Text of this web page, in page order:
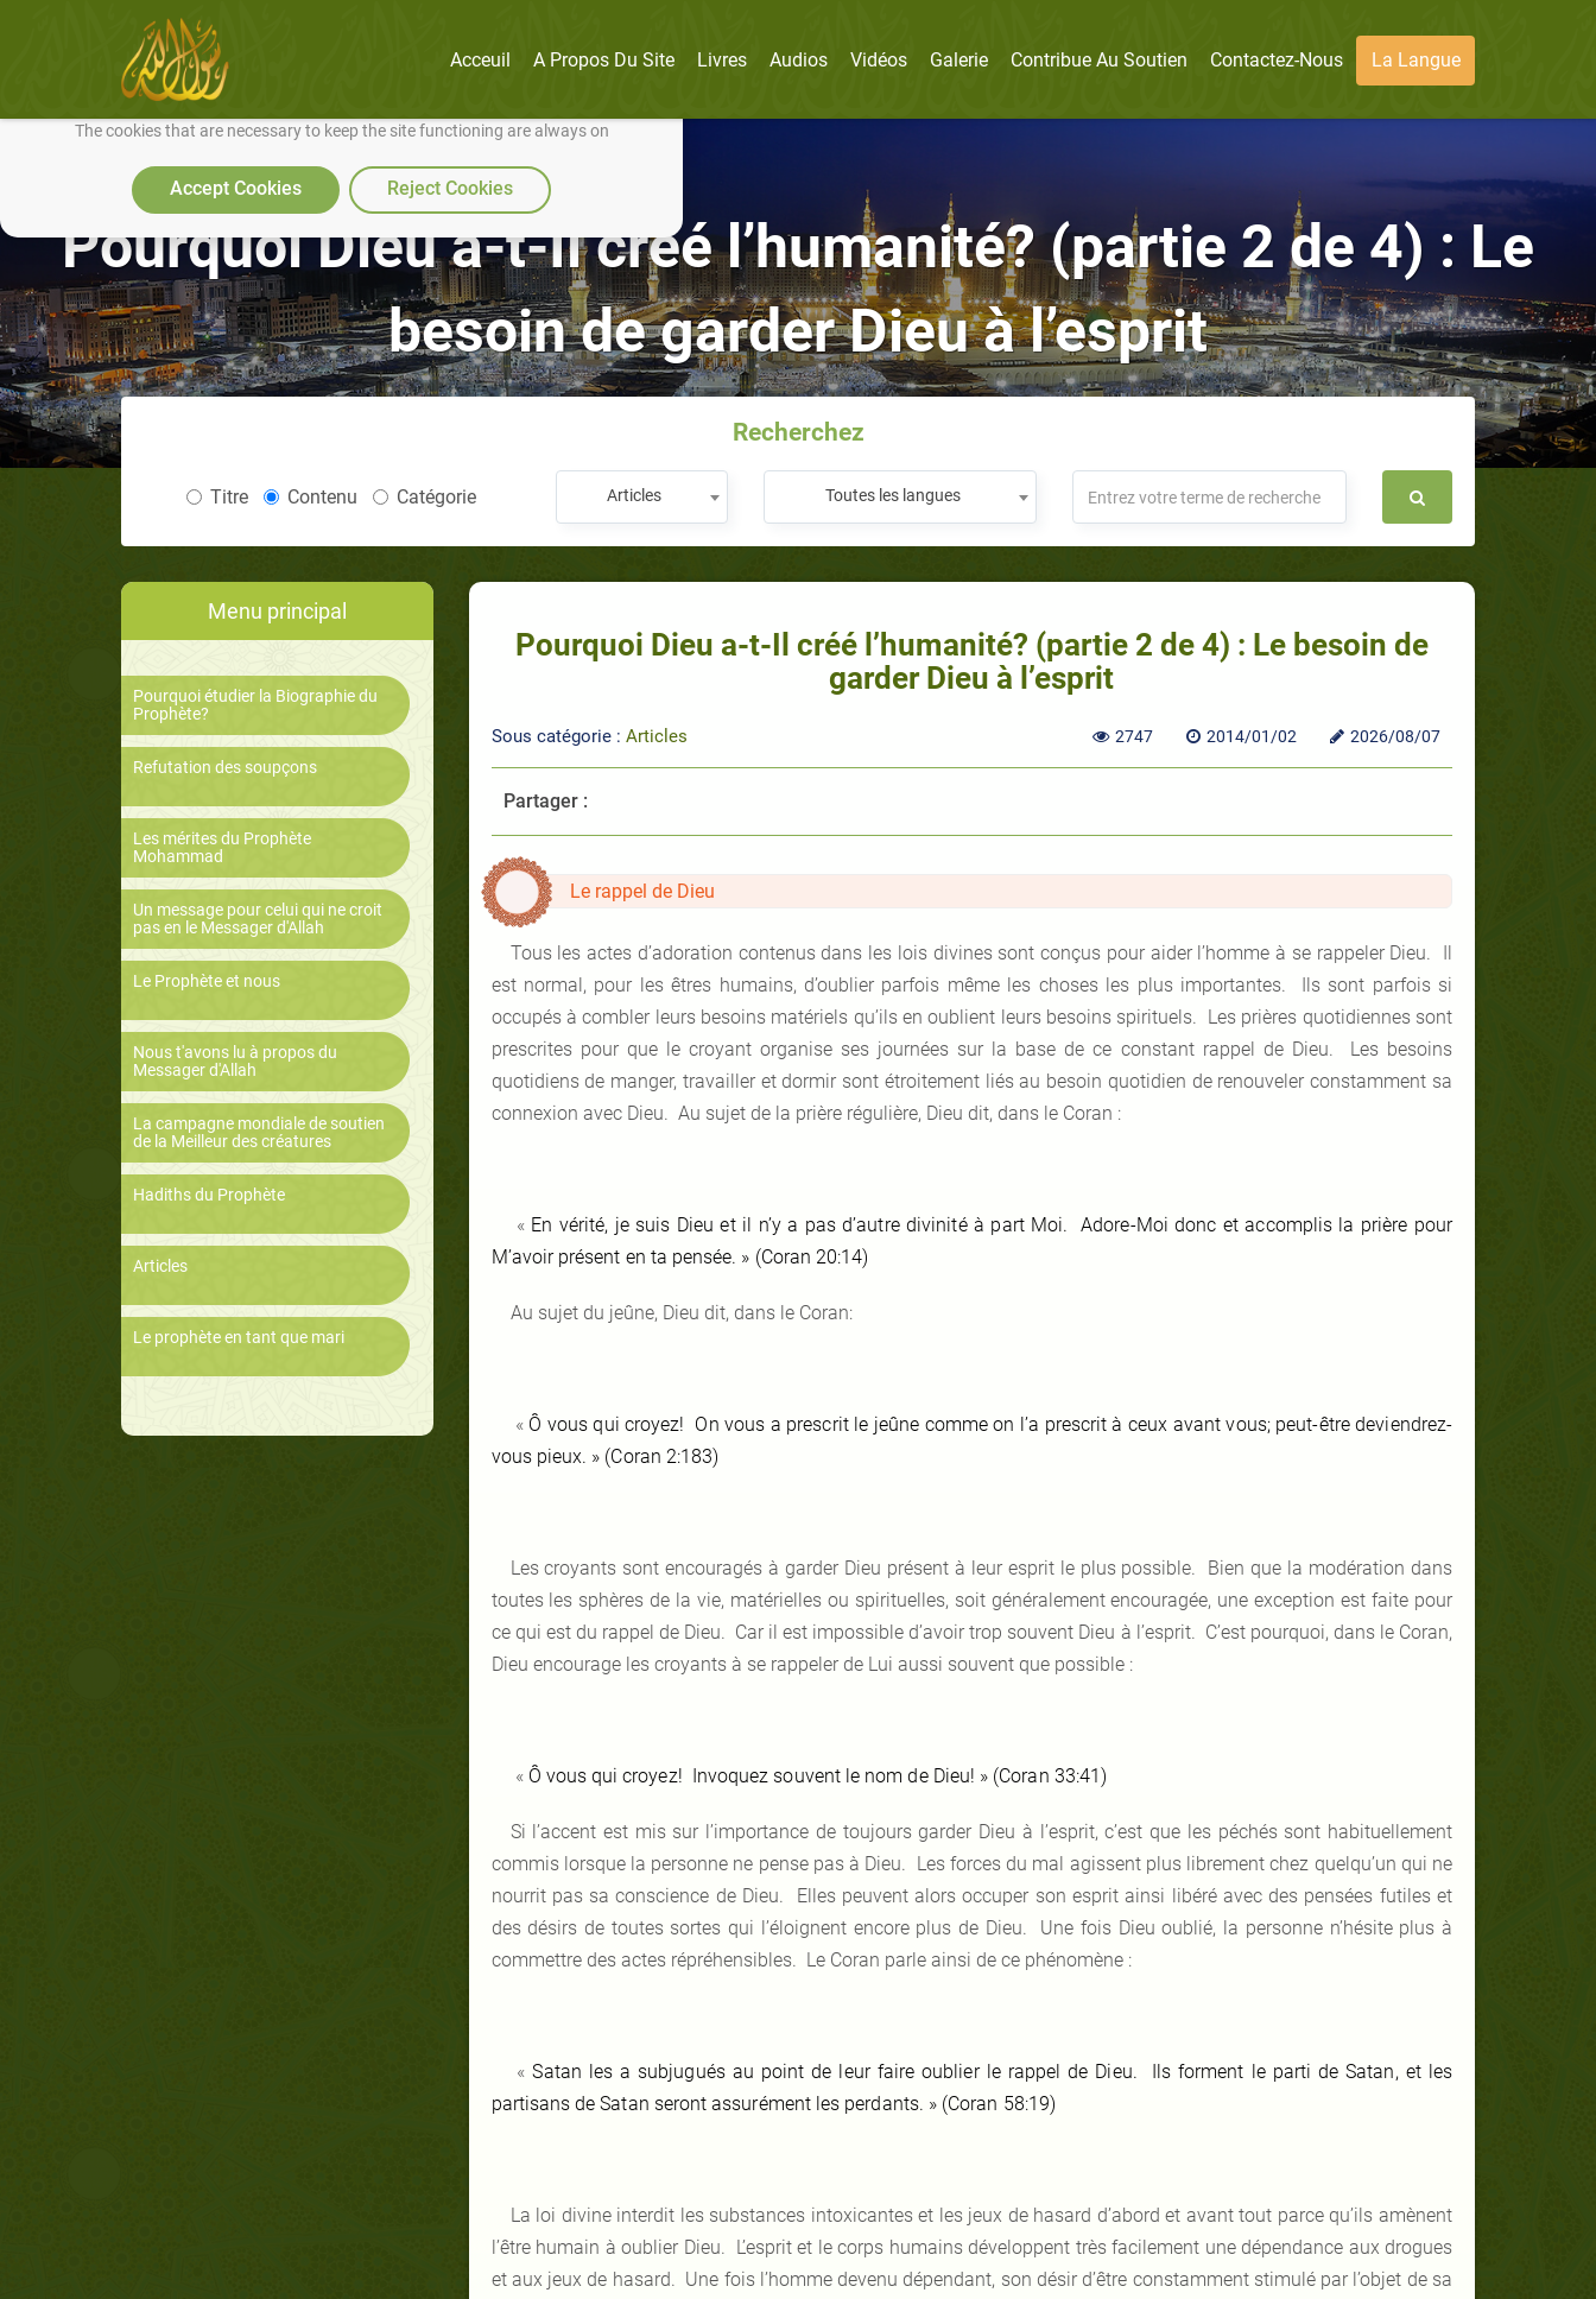
We use cookies to make our site work well for you and so we can continually improve it.
The cookies that are necessary to keep the site functioning are always on
Accept Cookies Reject Cookies
Acceuil A Propos Du Site Livres Audios Vidéos Galerie Contribue Au Soutien Contactez-Nous La Langue
Pourquoi Dieu a-t-Il créé l’humanité? (partie 2 de 4) : Le
besoin de garder Dieu à l’esprit
Recherchez
Titre Contenu Catégorie Articles Toutes les langues
Menu principal
Pourquoi étudier la Biographie du
Prophète?
Refutation des soupçons
Les mérites du Prophète
Mohammad
Un message pour celui qui ne croit
pas en le Messager d'Allah
Le Prophète et nous
Nous t'avons lu à propos du
Messager d'Allah
La campagne mondiale de soutien
de la Meilleur des créatures
Hadiths du Prophète
Articles
Le prophète en tant que mari
Pourquoi Dieu a-t-Il créé l’humanité? (partie 2 de 4) : Le besoin de
garder Dieu à l’esprit
Sous catégorie : Articles 2747 2014/01/02 2026/08/07
Partager :
Le rappel de Dieu
Tous les actes d’adoration contenus dans les lois divines sont conçus pour aider l’homme à se rappeler Dieu. Il
est normal, pour les êtres humains, d’oublier parfois même les choses les plus importantes. Ils sont parfois si
occupés à combler leurs besoins matériels qu’ils en oublient leurs besoins spirituels. Les prières quotidiennes sont
prescrites pour que le croyant organise ses journées sur la base de ce constant rappel de Dieu. Les besoins
quotidiens de manger, travailler et dormir sont étroitement liés au besoin quotidien de renouveler constamment sa
connexion avec Dieu. Au sujet de la prière régulière, Dieu dit, dans le Coran :
« En vérité, je suis Dieu et il n’y a pas d’autre divinité à part Moi. Adore-Moi donc et accomplis la prière pour
M’avoir présent en ta pensée. » (Coran 20:14)
Au sujet du jeûne, Dieu dit, dans le Coran:
« Ô vous qui croyez! On vous a prescrit le jeûne comme on l’a prescrit à ceux avant vous; peut-être deviendrez-
vous pieux. » (Coran 2:183)
Les croyants sont encouragés à garder Dieu présent à leur esprit le plus possible. Bien que la modération dans
toutes les sphères de la vie, matérielles ou spirituelles, soit généralement encouragée, une exception est faite pour
ce qui est du rappel de Dieu. Car il est impossible d’avoir trop souvent Dieu à l’esprit. C’est pourquoi, dans le Coran,
Dieu encourage les croyants à se rappeler de Lui aussi souvent que possible :
« Ô vous qui croyez! Invoquez souvent le nom de Dieu! » (Coran 33:41)
Si l’accent est mis sur l’importance de toujours garder Dieu à l’esprit, c’est que les péchés sont habituellement
commis lorsque la personne ne pense pas à Dieu. Les forces du mal agissent plus librement chez quelqu’un qui ne
nourrit pas sa conscience de Dieu. Elles peuvent alors occuper son esprit ainsi libéré avec des pensées futiles et
des désirs de toutes sortes qui l’éloignent encore plus de Dieu. Une fois Dieu oublié, la personne n’hésite plus à
commettre des actes répréhensibles. Le Coran parle ainsi de ce phénomène :
«Satan les a subjugués au point de leur faire oublier le rappel de Dieu. Ils forment le parti de Satan, et les
partisans de Satan seront assurément les perdants. » (Coran 58:19)
La loi divine interdit les substances intoxicantes et les jeux de hasard d’abord et avant tout parce qu’ils amènent
l’être humain à oublier Dieu. L’esprit et le corps humains développent très facilement une dépendance aux drogues
et aux jeux de hasard. Une fois l’homme devenu dépendant, son désir d’être constamment stimulé par l’objet de sa